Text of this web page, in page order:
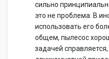
сильно
это не проблема. В
использовать его
общем, пылесос
задачей